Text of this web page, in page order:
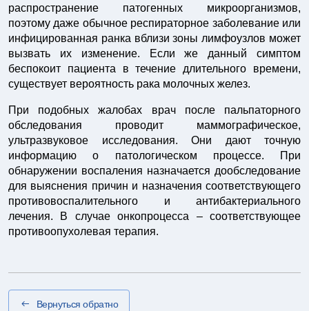
распространение патогенных микроорганизмов,
поэтому даже обычное респираторное заболевание или
инфицированная ранка вблизи зоны лимфоузлов может
вызвать их изменение. Если же данный симптом
беспокоит пациента в течение длительного времени,
существует вероятность рака молочных желез.
При подобных жалобах врач после пальпаторного
обследования проводит маммографическое,
ультразвуковое исследования. Они дают точную
информацию о патологическом процессе. При
обнаружении воспаления назначается дообследование
для выяснения причин и назначения соответствующего
противовоспалительного и антибактериального
лечения. В случае онкопроцесса – соответствующее
противоопухолевая терапия.
Вернуться обратно